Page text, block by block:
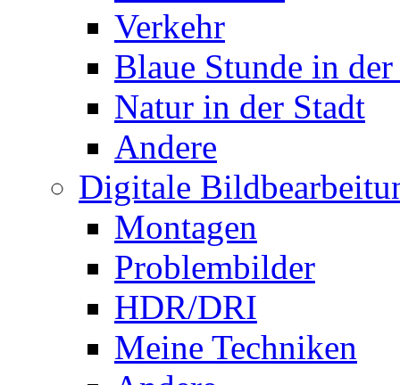
Verkehr
Blaue Stunde in
Natur in der Stadt
Andere
Digitale
Montagen
Problembilder
HDR/DRI
Meine Techniken